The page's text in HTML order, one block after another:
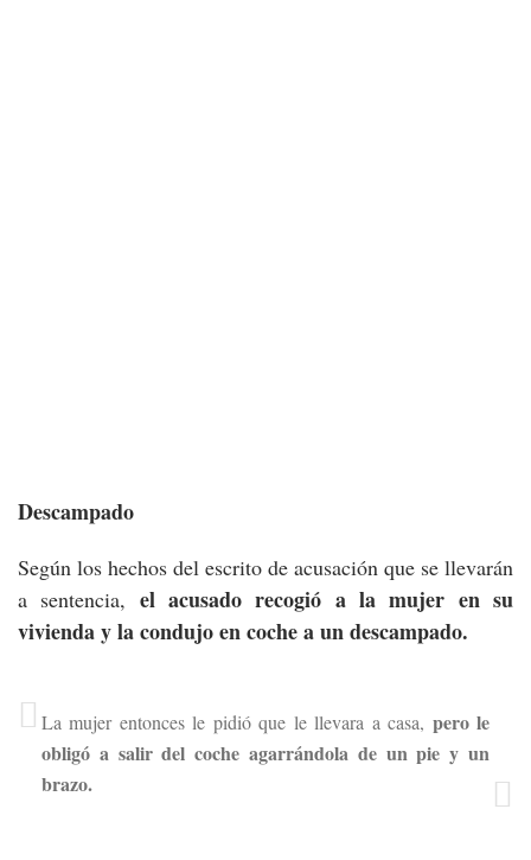
Descampado
Según los hechos del escrito de acusación que se llevarán
a sentencia, el acusado recogió a la mujer en su
vivienda y la condujo en coche a un descampado.
La mujer entonces le pidió que le llevara a casa, pero le
obligó a salir del coche agarrándola de un pie y un
brazo.